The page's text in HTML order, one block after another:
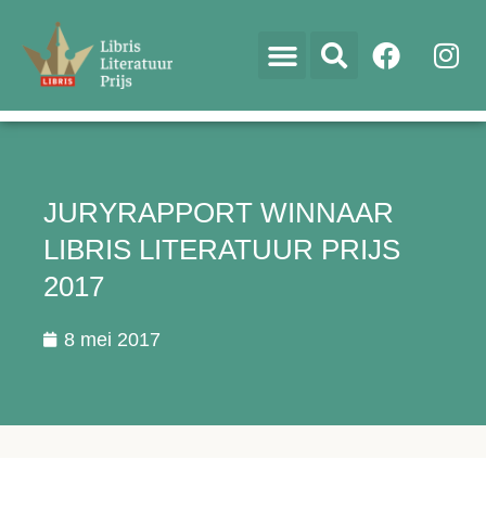
JURYRAPPORT WINNAAR
LIBRIS LITERATUUR PRIJS
2017
8 mei 2017